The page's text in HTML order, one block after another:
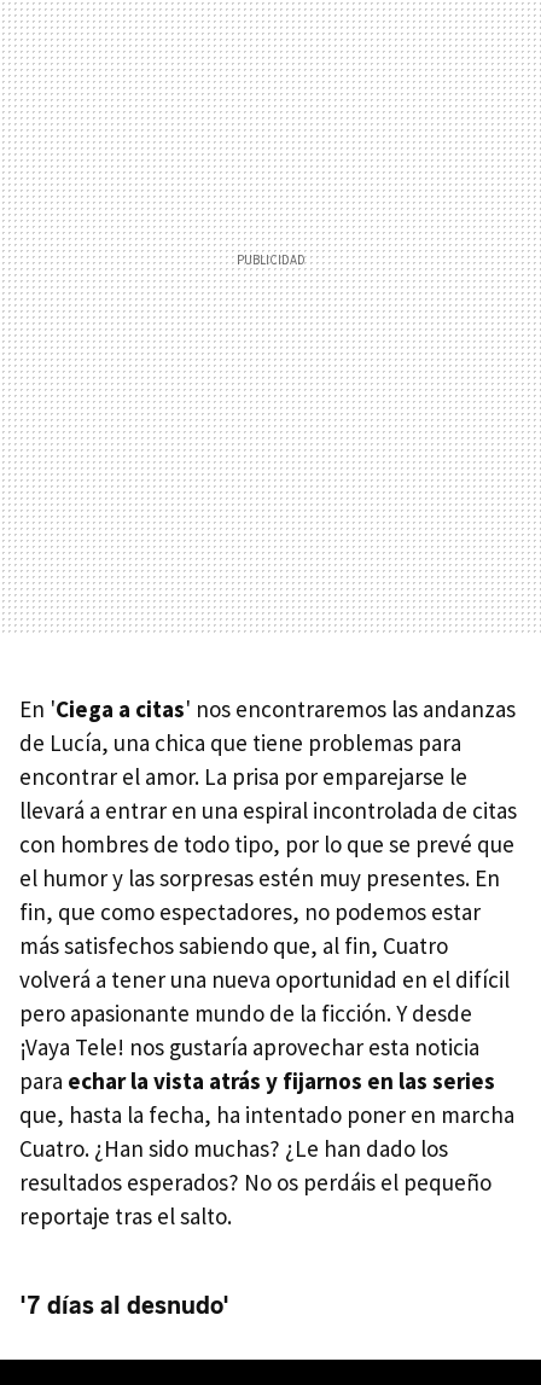
En 'Ciega a citas' nos encontraremos las andanzas
de Lucía, una chica que tiene problemas para
encontrar el amor. La prisa por emparejarse le
llevará a entrar en una espiral incontrolada de citas
con hombres de todo tipo, por lo que se prevé que
el humor y las sorpresas estén muy presentes. En
fin, que como espectadores, no podemos estar
más satisfechos sabiendo que, al fin, Cuatro
volverá a tener una nueva oportunidad en el difícil
pero apasionante mundo de la ficción. Y desde
¡Vaya Tele! nos gustaría aprovechar esta noticia
para echar la vista atrás y fijarnos en las series
que, hasta la fecha, ha intentado poner en marcha
Cuatro. ¿Han sido muchas? ¿Le han dado los
resultados esperados? No os perdáis el pequeño
reportaje tras el salto.
'7 días al desnudo'